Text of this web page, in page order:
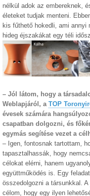
nélkül adok az embereknek,
életeket tudjak menteni.
kis fűthető hokedli, ami annyi
hideg éjszakákat egy téli
– Jól látom, hogy a
Weblapjáról, a TOP
évesek számára
csapatban dolgozni, és
egymás segítése vezet a
– Igen, fontosnak tartottam,
tapasztalhassák, hogy
célokat elérni, hanem
együttműködés is. Egy
összedolgozni a társunkkal. A
célom, hogy egy ilyen